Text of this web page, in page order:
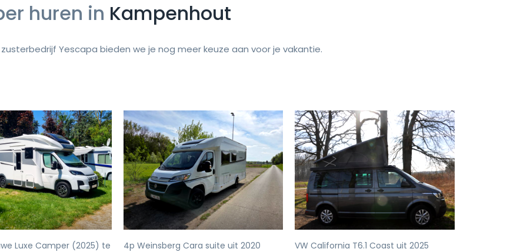
huren in Kampenhout
Yescapa bieden we je nog meer keuze aan voor je vakantie.
Volgende
Luxe Camper (2025) te
Vorige Volgende
4p Weinsberg Cara suite uit 2020
Vorige Volgende
VW California T6.1 Coast uit 2025